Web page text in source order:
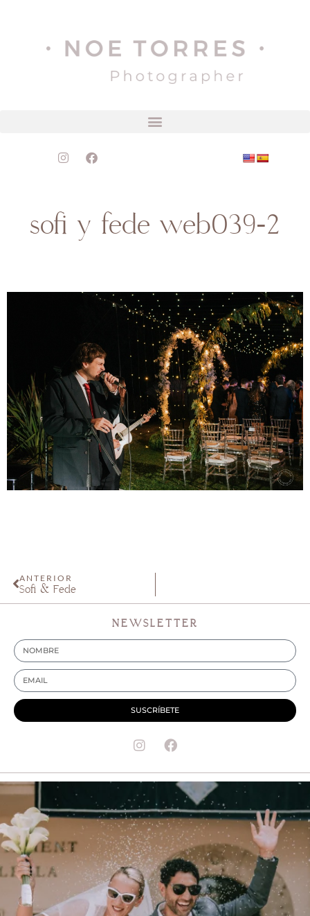
sofi y fede web039-2
ANTERIOR
Sofi & Fede
NEWSLETTER
SUSCRÍBETE